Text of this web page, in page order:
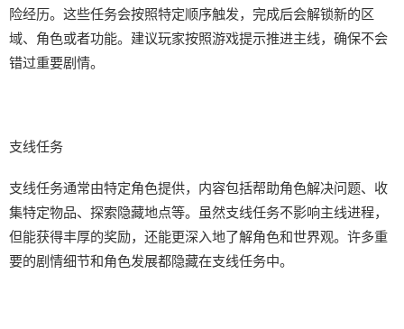
险经历。这些任务会按照特定顺序触发，完成后会解锁新的区
域、角色或者功能。建议玩家按照游戏提示推进主线，确保不会
错过重要剧情。
支线任务
支线任务通常由特定角色提供，内容包括帮助角色解决问题、收
集特定物品、探索隐藏地点等。虽然支线任务不影响主线进程，
但能获得丰厚的奖励，还能更深入地了解角色和世界观。许多重
要的剧情细节和角色发展都隐藏在支线任务中。